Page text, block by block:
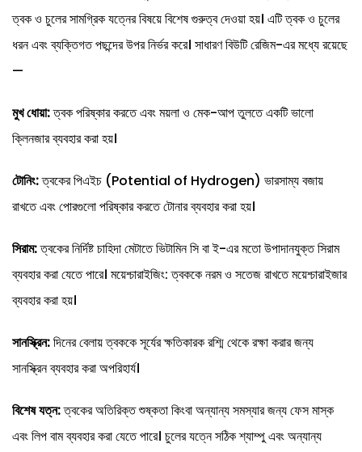
ত্বক ও চুলের সামগ্রিক যত্নের বিষয়ে বিশেষ গুরুত্ব দেওয়া হয়। এটি ত্বক ও চুলের
ধরন এবং ব্যক্তিগত পছন্দের উপর নির্ভর করে। সাধারণ বিউটি রেজিম-এর মধ্যে রয়েছে
—
মুখ ধোয়া:ত্বক পরিষ্কার করতে এবং ময়লা ও মেক-আপ তুলতে একটি ভালো
ক্লিনজার ব্যবহার করা হয়।
টোনিং:ত্বকের পিএইচ (Potential of Hydrogen) ভারসাম্য বজায়
রাখতে এবং পোরগুলো পরিষ্কার করতে টোনার ব্যবহার করা হয়।
সিরাম:ত্বকের নির্দিষ্ট চাহিদা মেটাতে ভিটামিন সি বা ই-এর মতো উপাদানযুক্ত সিরাম
ব্যবহার করা যেতে পারে। ময়েশ্চারাইজিং: ত্বককে নরম ও সতেজ রাখতে ময়েশ্চারাইজার
ব্যবহার করা হয়।
সানস্ক্রিন:দিনের বেলায় ত্বককে সূর্যের ক্ষতিকারক রশ্মি থেকে রক্ষা করার জন্য
সানস্ক্রিন ব্যবহার করা অপরিহার্য।
বিশেষ যত্ন:ত্বকের অতিরিক্ত শুষ্কতা কিংবা অন্যান্য সমস্যার জন্য ফেস মাস্ক
এবং লিপ বাম ব্যবহার করা যেতে পারে। চুলের যত্নে সঠিক শ্যাম্পু এবং অন্যান্য